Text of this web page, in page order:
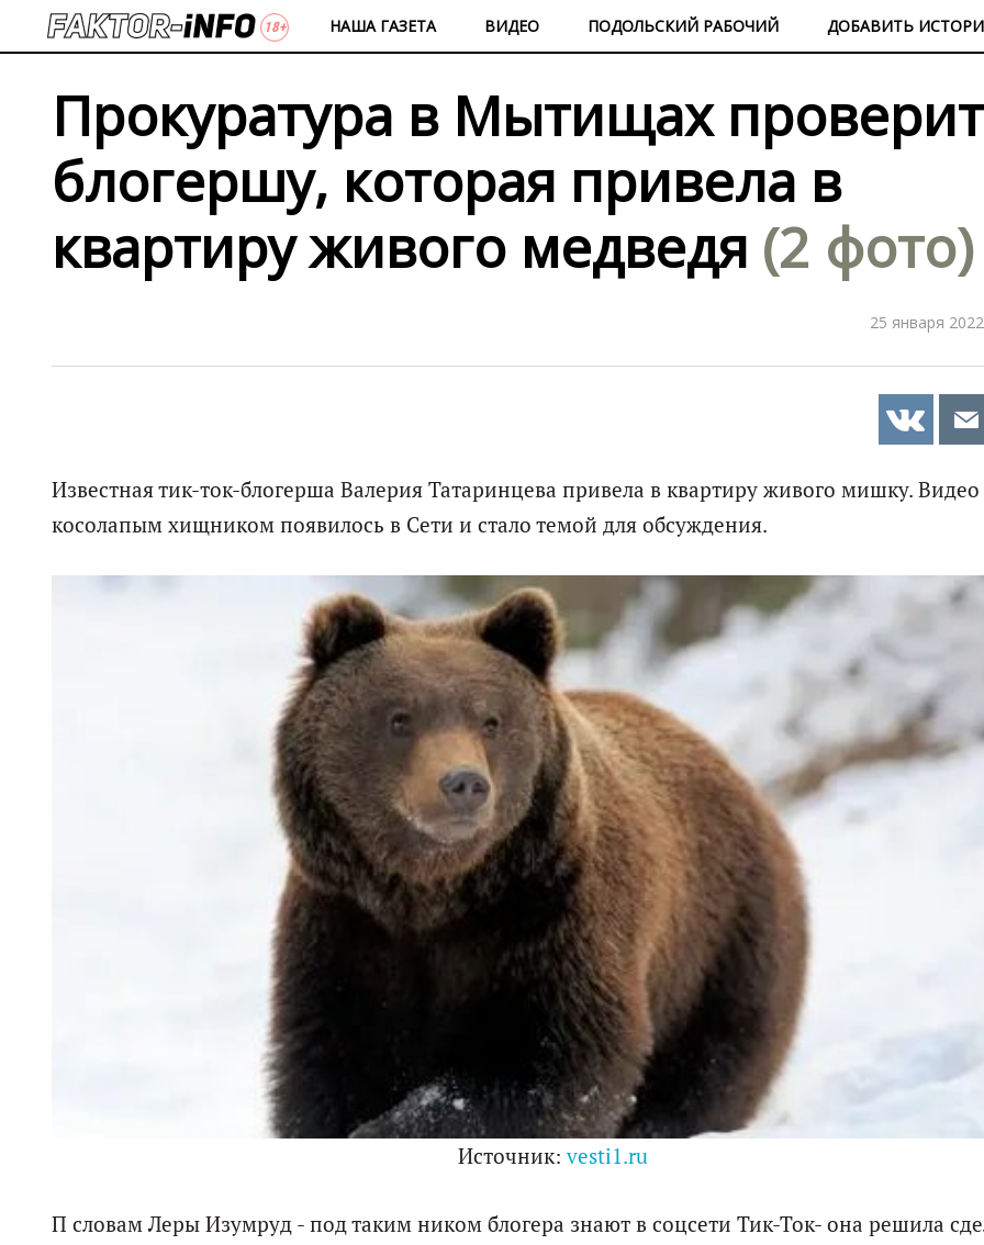
НАША ГАЗЕТА ВИДЕО ПОДОЛЬСКИЙ РАБОЧИЙ ДОБАВИТЬ
Прокуратура в Мытищах проверит
блогершу, которая привела в
квартиру живого медведя (2 фото)
25 января
Известная тик-ток-блогерша Валерия Татаринцева привела в квартиру живого мишку. Видео
косолапым хищником появилось в Сети и стало темой для обсуждения.
Источник:vesti1.ru
П словам Леры Изумруд - под таким ником блогера знают в соцсети Тик-Ток- она решила